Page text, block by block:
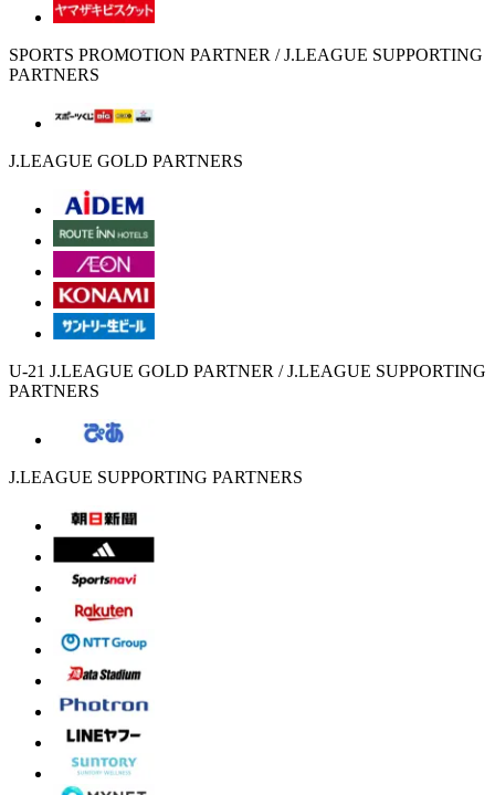
SPORTS PROMOTION PARTNER / J.LEAGUE SUPPORTING
PARTNERS
J.LEAGUE GOLD PARTNERS
U-21 J.LEAGUE GOLD PARTNER / J.LEAGUE SUPPORTING
PARTNERS
J.LEAGUE SUPPORTING PARTNERS